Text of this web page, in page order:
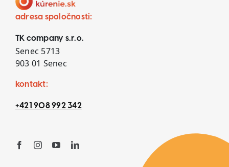
adresa spoločnosti:
TK company s.r.o.
Senec 5713
903 01 Senec
kontakt:
+421 908 992 342